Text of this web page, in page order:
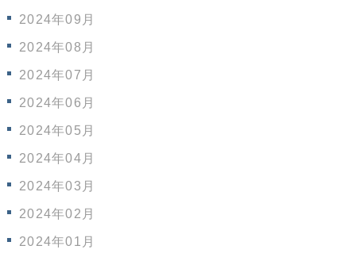
2024年09月
2024年08月
2024年07月
2024年06月
2024年05月
2024年04月
2024年03月
2024年02月
2024年01月